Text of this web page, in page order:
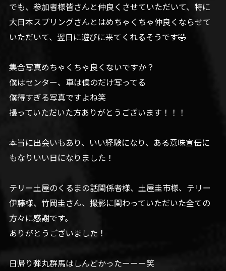
でも、参加者様皆さんと仲良くさせていただいて、特に
大日本スプリングさんとはめちゃくちゃ仲良くならせて
いただいて、翌日に遊びに来てくれるそうです🤣
集合写真めちゃくちゃ良くないですか？
僕はセンター、車は僕のだけ写ってる
僕得すぎる写真ですよね笑
撮っていただいた方ありがとうございます！！！
本当に出会いもあり、いい経験になり、ある意味宣伝に
もなりいい日になりました！
テリー土屋のくるまの話関係者様、土屋圭市様、テリー
伊藤様、竹岡圭さん、撮影に関わっていただいた全ての
方々に感謝です。
ありがとうございました！
日帰り弾丸群馬はしんどかったーーー笑